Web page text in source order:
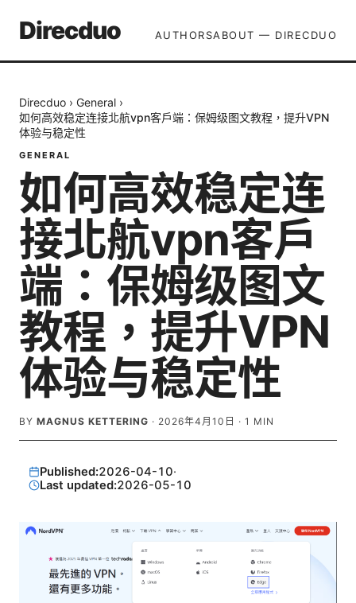
Direcduo AUTHORSABOUT — DIRECDUO
Direcduo › General ›
如何高效稳定连接北航vpn客户端：保姆级图文教程，提升VPN
体验与稳定性
GENERAL
如何高效稳定连
接北航vpn客户
端：保姆级图文
教程，提升VPN
体验与稳定性
BY MAGNUS KETTERING · 2026年4月10日 · 1 MIN
Published:2026-04-10·
Last updated:2026-05-10